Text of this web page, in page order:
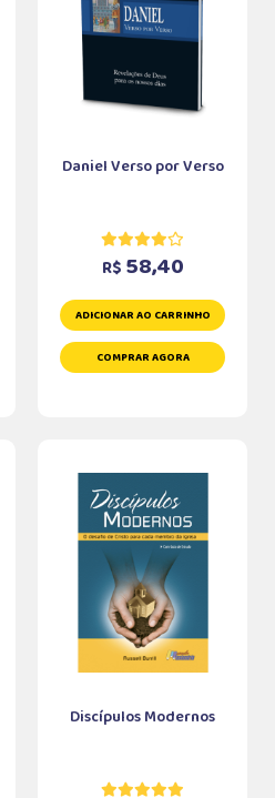
Daniel Verso por Verso
R$ 58,40
ADICIONAR AO CARRINHO
COMPRAR AGORA
Discípulos Modernos